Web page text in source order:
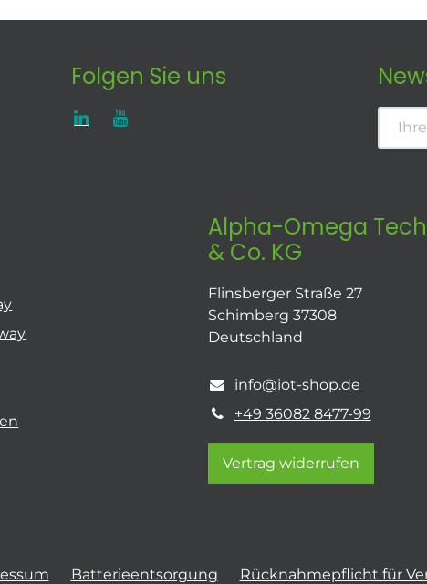
Folgen Sie uns
Alpha-Omega
& Co. KG
Flinsberger Straße 27
Schimberg 37308
Deutschland
info@iot-shop.de
+49 36082 8477-99
Vertrag widerrufen
Batterieentsorgung Rücknahmepflicht für